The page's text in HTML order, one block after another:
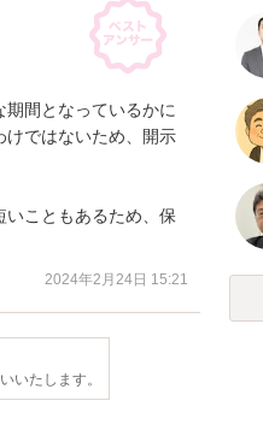
間となっているかに
けではないため、開示
こともあるため、保
2024年2月24日 15:21
いたします。